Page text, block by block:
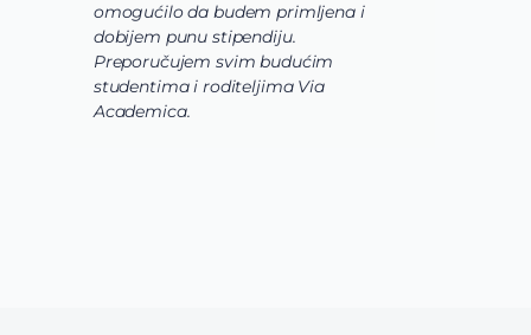
omogućilo da budem primljena i
dobijem punu stipendiju.
Preporučujem svim budućim
studentima i roditeljima Via
Academica.